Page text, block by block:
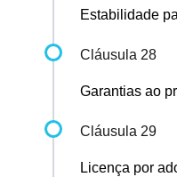
Estabilidade
Cláusula 28
Garantias ao
Cláusula 29
Licença por